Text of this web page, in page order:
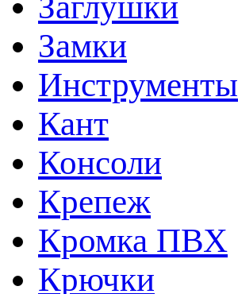
Замки
Инструменты
Кант
Консоли
Крепеж
Кромка ПВХ
Крючки